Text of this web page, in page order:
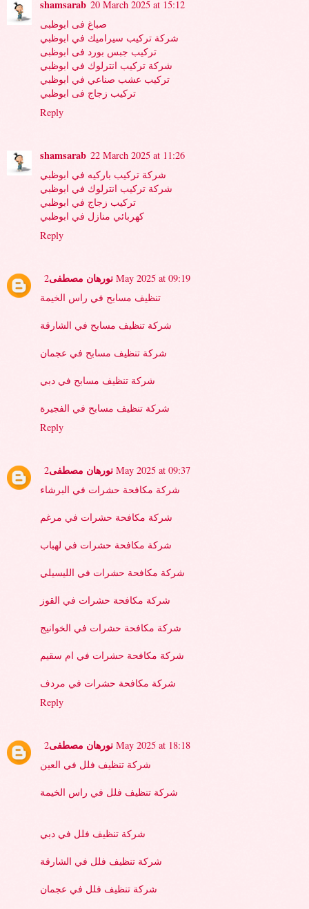
shamsarab 20 March 2025 at 15:12
صباغ فى ابوظبى
شركة تركيب سيراميك في ابوظبي
تركيب جبس بورد فى ابوظبى
شركة تركيب انترلوك في ابوظبي
تركيب عشب صناعي في ابوظبي
تركيب زجاج فى ابوظبي
Reply
shamsarab 22 March 2025 at 11:26
شركة تركيب باركيه في ابوظبي
شركة تركيب انترلوك في ابوظبي
تركيب زجاج في ابوظبي
كهربائي منازل في ابوظبي
Reply
نورهان مصطفى 2 May 2025 at 09:19
تنظيف مسابح في راس الخيمة
شركة تنظيف مسابح في الشارقة
شركة تنظيف مسابح في عجمان
شركة تنظيف مسابح في دبي
شركة تنظيف مسابح في الفجيرة
Reply
نورهان مصطفى 2 May 2025 at 09:37
شركة مكافحة حشرات في البرشاء
شركة مكافحة حشرات في مرغم
شركة مكافحة حشرات في لهباب
شركة مكافحة حشرات في الليسيلي
شركة مكافحة حشرات في القوز
شركة مكافحة حشرات في الخوانيج
شركة مكافحة حشرات في ام سقيم
شركة مكافحة حشرات في مردف
Reply
نورهان مصطفى 2 May 2025 at 18:18
شركة تنظيف فلل في العين
شركة تنظيف فلل في راس الخيمة
شركة تنظيف فلل في دبي
شركة تنظيف فلل في الشارقة
شركة تنظيف فلل في عجمان